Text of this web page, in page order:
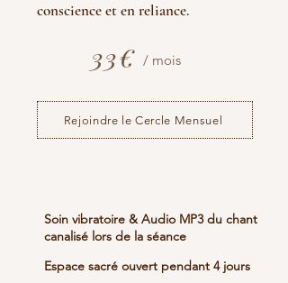
conscience et en reliance.
33€ / mois
Rejoindre le Cercle Mensuel
Soin vibratoire & Audio MP3 du chant
canalisé lors de la séance
Espace sacré ouvert pendant 4 jours